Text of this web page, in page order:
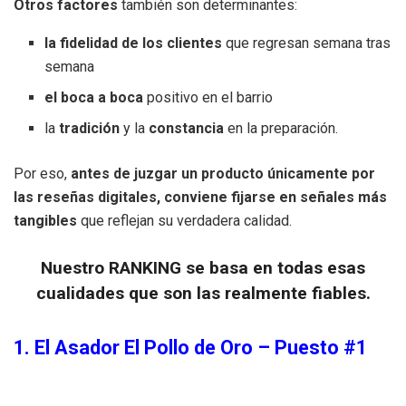
Otros factores también son determinantes:
la fidelidad de los clientes que regresan semana tras
semana
el boca a boca positivo en el barrio
la tradición y la constancia en la preparación.
Por eso, antes de juzgar un producto únicamente por
las reseñas digitales, conviene fijarse en señales más
tangibles que reflejan su verdadera calidad.
Nuestro RANKING se basa en todas esas
cualidades que son las realmente fiables.
1. El Asador El Pollo de Oro – Puesto #1